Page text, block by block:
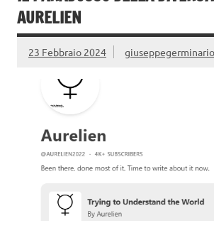
AURELIEN
23 Febbraio 2024 giuseppegerminario